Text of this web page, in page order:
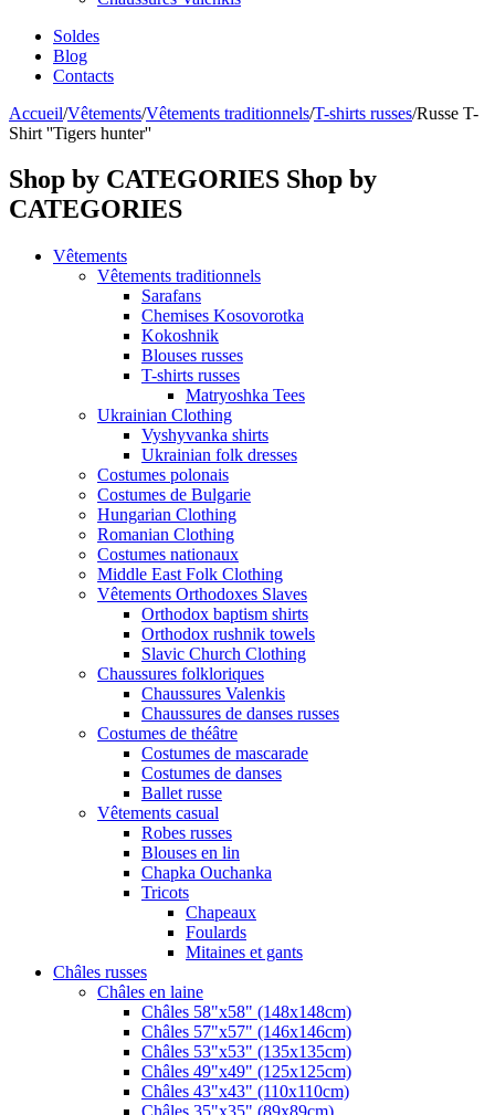
Soldes
Blog
Contacts
Accueil/Vêtements/Vêtements traditionnels/T-shirts russes/Russe T-
Shirt ''Tigers hunter''
Shop by CATEGORIES Shop by
CATEGORIES
Vêtements
Vêtements traditionnels
Sarafans
Chemises Kosovorotka
Kokoshnik
Blouses russes
T-shirts russes
Matryoshka Tees
Ukrainian Clothing
Vyshyvanka shirts
Ukrainian folk dresses
Costumes polonais
Costumes de Bulgarie
Hungarian Clothing
Romanian Clothing
Costumes nationaux
Middle East Folk Clothing
Vêtements Orthodoxes Slaves
Orthodox baptism shirts
Orthodox rushnik towels
Slavic Church Clothing
Chaussures folkloriques
Chaussures Valenkis
Chaussures de danses russes
Costumes de théâtre
Costumes de mascarade
Costumes de danses
Ballet russe
Vêtements casual
Robes russes
Blouses en lin
Chapka Ouchanka
Tricots
Chapeaux
Foulards
Mitaines et gants
Châles russes
Châles en laine
Châles 58"x58" (148x148cm)
Châles 57"x57" (146x146cm)
Châles 53"x53" (135x135cm)
Châles 49"x49" (125x125cm)
Châles 43"x43" (110x110cm)